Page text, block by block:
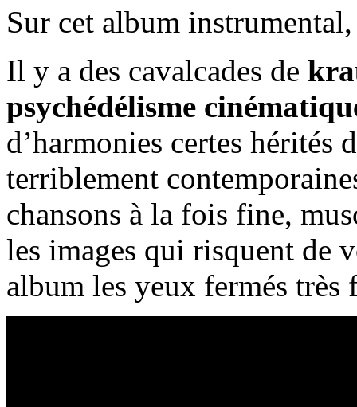
Sur cet album
Il y a des cavalcades de
psychédélisme
d’harmonies certes hérités
terriblement
chansons à la fois fine,
les images qui risquent de
album les yeux fermés très